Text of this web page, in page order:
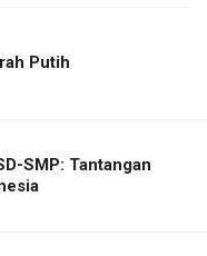
Putih
SMP: Tantangan